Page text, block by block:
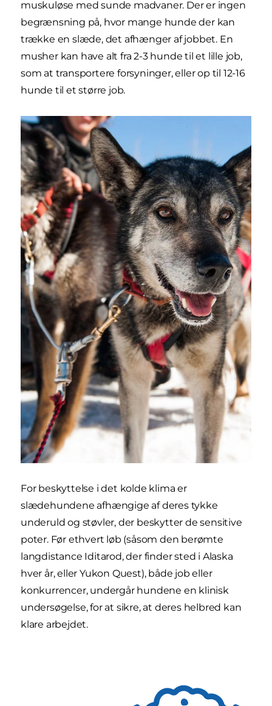
muskuløse med sunde madvaner. Der er ingen
begrænsning på, hvor mange hunde der kan
trække en slæde, det afhænger af jobbet. En
musher kan have alt fra 2-3 hunde til et lille job,
som at transportere forsyninger, eller op til 12-16
hunde til et større job.
For beskyttelse i det kolde klima er
slædehundene afhængige af deres tykke
underuld og støvler, der beskytter de sensitive
poter. Før ethvert løb (såsom den berømte
langdistance Iditarod, der finder sted i Alaska
hver år, eller Yukon Quest), både job eller
konkurrencer, undergår hundene en klinisk
undersøgelse, for at sikre, at deres helbred kan
klare arbejdet.